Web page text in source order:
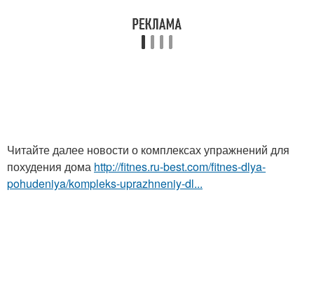
Читайте далее новости о комплексах упражнений для
похудения дома http://fitnes.ru-best.com/fitnes-dlya-
pohudeniya/kompleks-uprazhneniy-dl...